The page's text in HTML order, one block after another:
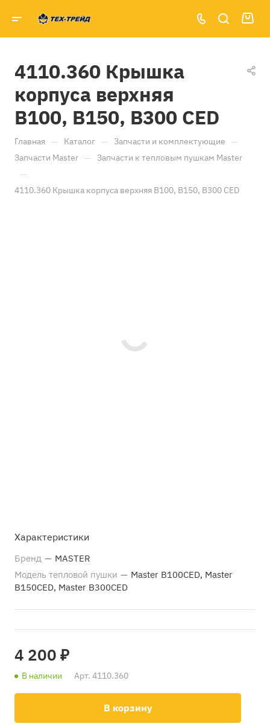
4110.360 Крышка
корпуса верхняя
B100, B150, B300 CED
Главная — Каталог — Запчасти и комплектующие —
Запчасти Master — Запчасти к тепловым пушкам Master
—
4110.360 Крышка корпуса верхняя B100, B150, B300 CED
Характеристики
Бренд — MASTER
Модель тепловой пушки — Master B100CED, Master
B150CED, Master B300CED
4 200 ₽
В наличии Арт. 4110.360
В корзину